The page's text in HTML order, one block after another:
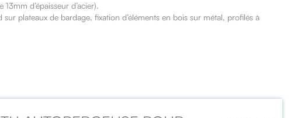
d’épaisseur d’acier).
plateaux de bardage, fixation d’éléments en bois sur métal, profilés à